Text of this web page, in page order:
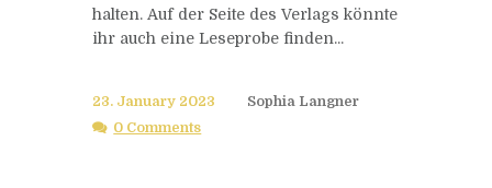
halten. Auf der Seite des Verlags könnte
ihr auch eine Leseprobe finden...
23. January 2023
Sophia Langner
0 Comments